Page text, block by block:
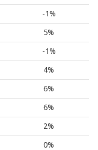
-1%
5%
-1%
4%
6%
6%
2%
0%